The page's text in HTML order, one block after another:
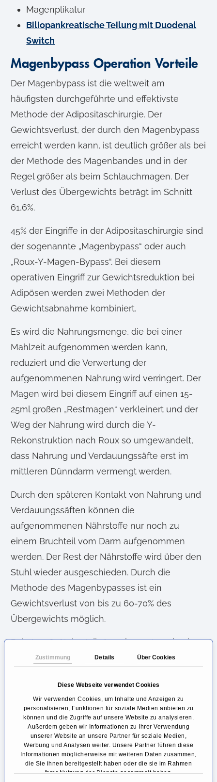
Zustimmung Details Über Cookies
Diese Webseite verwendet Cookies
Wir verwenden Cookies, um Inhalte und Anzeigen zu
personalisieren, Funktionen für soziale Medien anbieten zu
können und die Zugriffe auf unsere Website zu analysieren.
Außerdem geben wir Informationen zu Ihrer Verwendung
unserer Website an unsere Partner für soziale Medien,
Werbung und Analysen weiter. Unsere Partner führen diese
Informationen möglicherweise mit weiteren Daten zusammen,
die Sie ihnen bereitgestellt haben oder die sie im Rahmen
Ihrer Nutzung der Dienste gesammelt haben.
Magenplikatur
Biliopankreatische Teilung mit Duodenal
Switch
Magenbypass Operation Vorteile
Der Magenbypass ist die weltweit am
häufigsten durchgeführte und effektivste
Methode der Adipositaschirurgie. Der
Gewichtsverlust, der durch den Magenbypass
erreicht werden kann, ist deutlich größer als bei
der Methode des Magenbandes und in der
Regel größer als beim Schlauchmagen. Der
Verlust des Übergewichts beträgt im Schnitt
61,6%.
45% der Eingriffe in der Adipositaschirurgie sind
der sogenannte „Magenbypass“ oder auch
„Roux-Y-Magen-Bypass“. Bei diesem
operativen Eingriff zur Gewichtsreduktion bei
Adipösen werden zwei Methoden der
Gewichtsabnahme kombiniert.
Es wird die Nahrungsmenge, die bei einer
Mahlzeit aufgenommen werden kann,
reduziert und die Verwertung der
aufgenommenen Nahrung wird verringert. Der
Magen wird bei diesem Eingriff auf einen 15-
25ml großen „Restmagen“ verkleinert und der
Weg der Nahrung wird durch die Y-
Rekonstruktion nach Roux so umgewandelt,
dass Nahrung und Verdauungssäfte erst im
mittleren Dünndarm vermengt werden.
Durch den späteren Kontakt von Nahrung und
Verdauungssäften können die
aufgenommenen Nährstoffe nur noch zu
einem Bruchteil vom Darm aufgenommen
werden. Der Rest der Nährstoffe wird über den
Stuhl wieder ausgeschieden. Durch die
Methode des Magenbypasses ist ein
Gewichtsverlust von bis zu 60-70% des
Übergewichts möglich.
Bei etwa 80% der Adipösen kommt es durch
den Magenbypass zur Remission (Rückbildung)
Diabetes mellitus (Zuckerkrankheit), was eine
deutliche Senkung der Langzeitsterblichkeit
bedeutet. Durch den drastischen
Gewichtsverlust wird die Lebensqualität der
Operierten deutlich gesteigert.
Nachteile der Magenbypass